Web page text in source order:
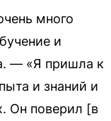
много
и
— «Я пришла к
и знаний и
Он поверил [в